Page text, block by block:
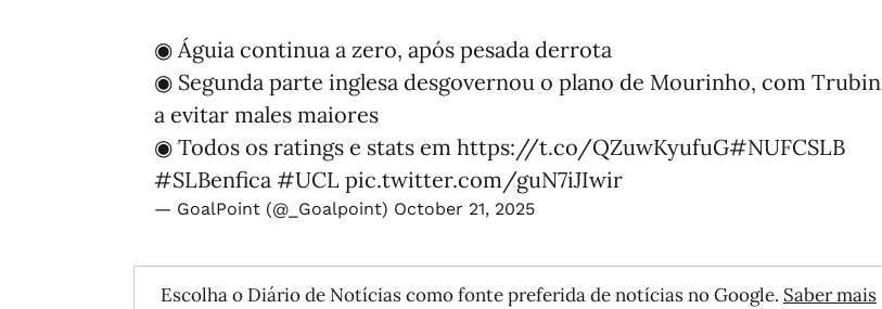
◉ Águia continua a zero, após pesada derrota
◉ Segunda parte inglesa desgovernou o plano de Mourinho, com Trubin
a evitar males maiores
◉ Todos os ratings e stats em https://t.co/QZuwKyufuG#NUFCSLB
#SLBenfica #UCL pic.twitter.com/guN7iJIwir
— GoalPoint (@_Goalpoint) October 21, 2025
Escolha o Diário de Notícias como fonte preferida de notícias no Google. Saber mais